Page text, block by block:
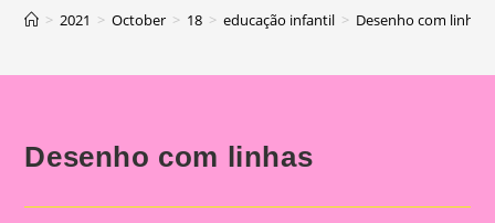
> 2021 > October > 18 > educação infantil > Desenho com linhas
Desenho com linhas